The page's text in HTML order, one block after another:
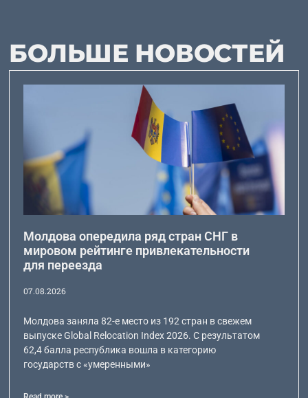
БОЛЬШЕ НОВОСТЕЙ
Молдова опередила ряд стран СНГ в
мировом рейтинге привлекательности
для переезда
07.08.2026
Молдова заняла 82-е место из 192 стран в свежем
выпуске Global Relocation Index 2026. С результатом
62,4 балла республика вошла в категорию
государств с «умеренными»